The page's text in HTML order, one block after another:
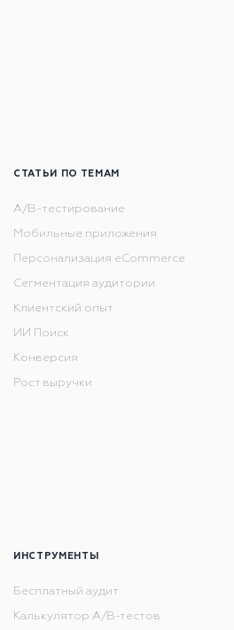
СТАТЬИ ПО ТЕМАМ
A/B-тестирование
Мобильные приложения
Персонализация eCommerce
Сегментация аудитории
Клиентский опыт
ИИ Поиск
Конверсия
Рост выручки
ИНСТРУМЕНТЫ
Бесплатный аудит
Калькулятор А/В-тестов